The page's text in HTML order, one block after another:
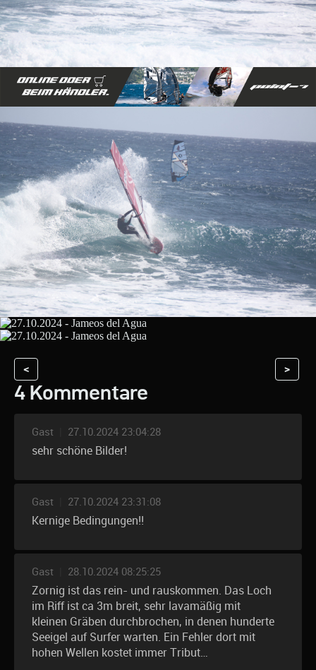
< >
4 Kommentare
Gast 27.10.2024 23:04:28
sehr schöne Bilder!
Gast 27.10.2024 23:31:08
Kernige Bedingungen!!
Gast 28.10.2024 08:25:25
Zornig ist das rein- und rauskommen. Das Loch
im Riff ist ca 3m breit, sehr lavamäßig mit
kleinen Gräben durchbrochen, in denen hunderte
Seeigel auf Surfer warten. Ein Fehler dort mit
hohen Wellen kostet immer Tribut…